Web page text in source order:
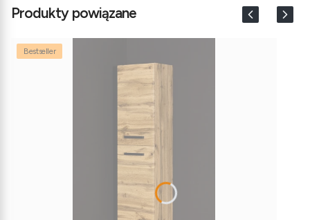
Produkty powiązane
Bestseller